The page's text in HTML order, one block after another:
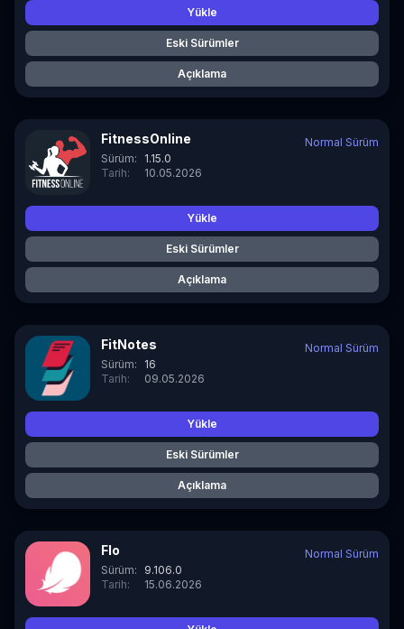
Yükle
Eski Sürümler
Açıklama
FitnessOnline
Sürüm:
1.15.0
Tarih:
10.05.2026
Normal Sürüm
Yükle
Eski Sürümler
Açıklama
FitNotes
Sürüm:
16
Tarih:
09.05.2026
Normal Sürüm
Yükle
Eski Sürümler
Açıklama
Flo
Sürüm:
9.106.0
Tarih:
15.06.2026
Normal Sürüm